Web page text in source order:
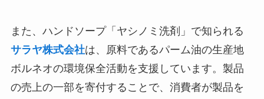
また、ハンドソープ「ヤシノミ洗剤」で知られる
サラヤ株式会社は、原料であるパーム油の生産地
ボルネオの環境保全活動を支援しています。製品
の売上の一部を寄付することで、消費者が製品を